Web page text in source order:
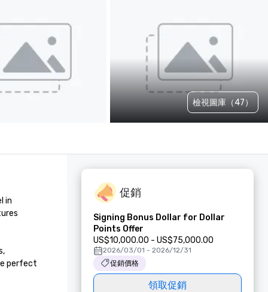
檢視圖庫（47）
in
perfect
促銷
Signing Bonus Dollar for Dollar
Points Offer
US$10,000.00 - US$75,000.00
2026/03/01 - 2026/12/31
促銷價格
領取促銷